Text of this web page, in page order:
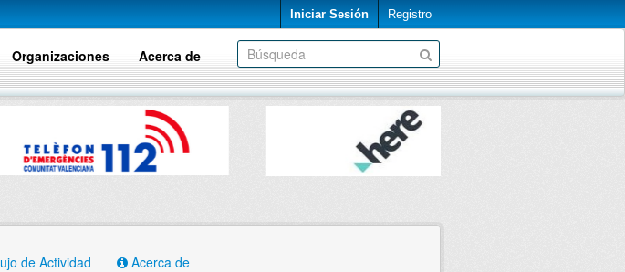
Iniciar Sesión Registro
Organizaciones Acerca de
de Actividad Acerca de